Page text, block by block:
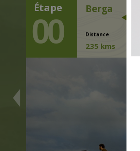
Étape
00
Berga
Distance
235 kms